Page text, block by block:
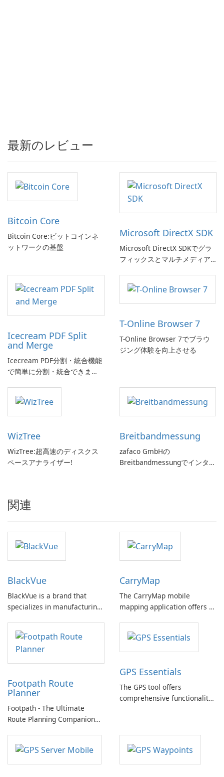
最新のレビュー
Bitcoin Core
Bitcoin Core:ビットコインネ
ットワークの基盤
Microsoft DirectX SDK
Microsoft DirectX SDKでグラ
フィックスとマルチメディア
Icecream PDF Split
and Merge
Icecream PDF分割・統合機能
で簡単に分割・統合できま
T-Online Browser 7
T-Online Browser 7でブラウ
ジング体験を向上させる
WizTree
WizTree:超高速のディスクス
ペースアナライザー!
Breitbandmessung
zafaco GmbHの
Breitbandmessungでインター
関連
BlackVue
BlackVue is a brand that
specializes in manufacturing
Their products are designed
to capture high-quality video
footage of the driver and the
surroundings while driving.
CarryMap
The CarryMap mobile
mapping application offers a
point, line, and polygon
features, and sharing data
Footpath Route
Planner
Footpath - The Ultimate
Route Planning Companion
navigate custom routes with
ease.
GPS Essentials
The GPS tool offers
comprehensive functionality
and customizable dashboard
with an array of widgets.